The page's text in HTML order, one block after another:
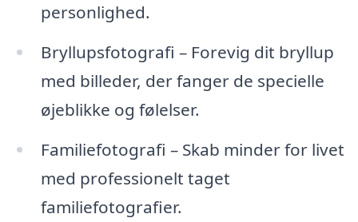
personlighed.
Bryllupsfotografi – Forevig dit bryllup
med billeder, der fanger de specielle
øjeblikke og følelser.
Familiefotografi – Skab minder for livet
med professionelt taget
familiefotografier.